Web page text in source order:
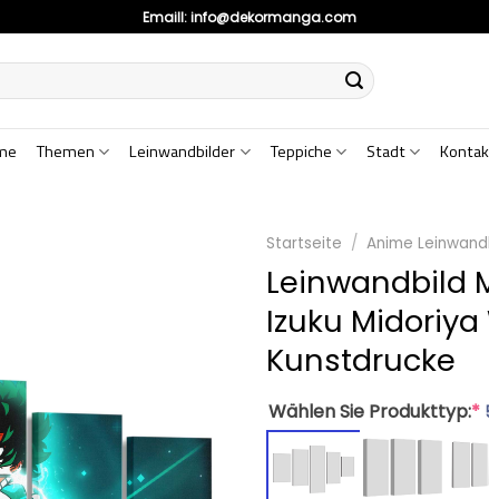
Emaill:info@dekormanga.com
Themen Leinwandbilder Teppiche Stadt
Startseite / Anime
Leinwandbild
Izuku
Kunstdrucke
Wählen Sie Produkttyp:*